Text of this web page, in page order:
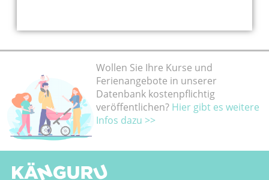
Wollen Sie Ihre Kurse und
Ferienangebote in unserer
Datenbank kostenpflichtig
veröffentlichen? Hier gibt es weitere
Infos dazu >>